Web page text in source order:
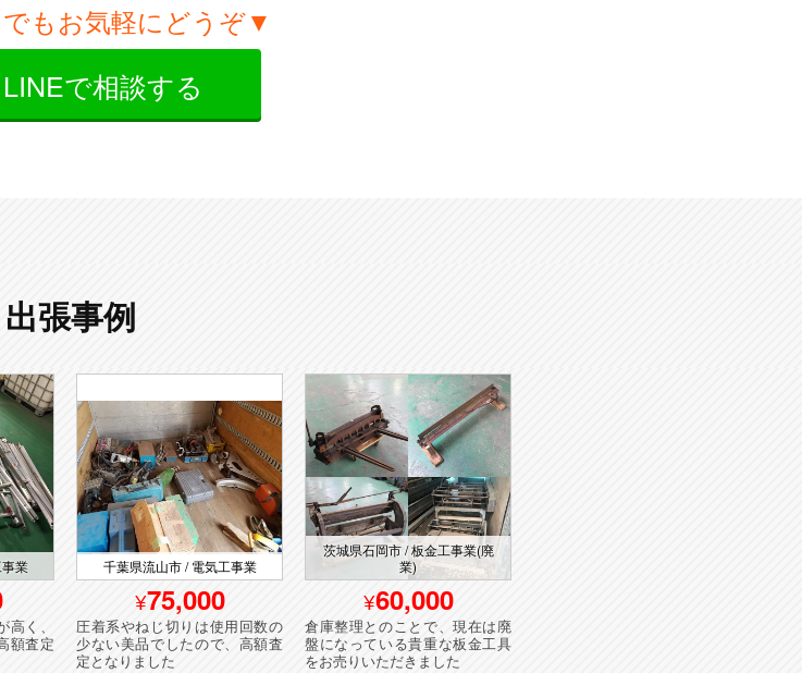
もお気軽にどうぞ▼
LINEで相談する
出張事例
業
く、
額査定
千葉県流山市 / 電気工事業
75,000
圧着系やねじ切りは使用回数の
少ない美品でしたので、高額査
定となりました
茨城県石岡市 / 板金工事業(廃
業)
60,000
倉庫整理とのことで、現在は廃
盤になっている貴重な板金工具
をお売りいただきました